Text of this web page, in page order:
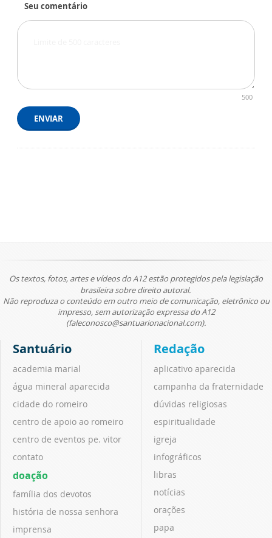
Seu comentário
500
ENVIAR
Os textos, fotos, artes e vídeos do A12 estão protegidos pela legislação
brasileira sobre direito autoral.
Não reproduza o conteúdo em outro meio de comunicação, eletrônico ou
impresso, sem autorização expressa do A12
(faleconosco@santuarionacional.com).
Santuário
academia marial
água mineral aparecida
cidade do romeiro
centro de apoio ao romeiro
centro de eventos pe. vitor
contato
doação
família dos devotos
história de nossa senhora
imprensa
Redação
aplicativo aparecida
campanha da fraternidade
dúvidas religiosas
espiritualidade
igreja
infográficos
libras
notícias
orações
papa